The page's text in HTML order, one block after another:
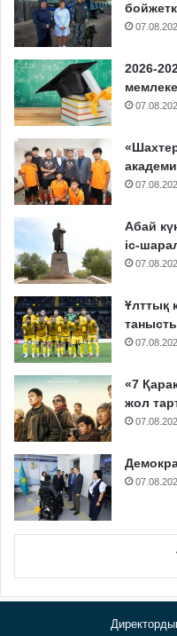
2026-
Абай
іс-
Ұлттық
«7
жол